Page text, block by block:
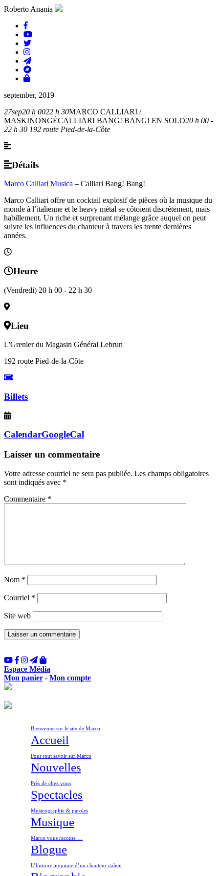
Roberto Anania
september, 2019
27sep20 h 0022 h 30MARCO CALLIARI /
MASKINONGÉCALLIARI BANG! BANG! EN SOLO20 h 00 -
22 h 30 192 route Pied-de-la-Côte
Détails
Marco Calliari Musica – Calliari Bang! Bang!
Marco Calliari offre un cocktail explosif de pièces où la musique du
monde à l’italienne et le heavy métal se côtoient discrètement, mais
habillement. Un riche et surprenant mélange grâce auquel on peut
suivre les influences du chanteur à travers les trente dernières
années.
Heure
(Vendredi) 20 h 00 - 22 h 30
Lieu
L'Grenier du Magasin Général Lebrun
192 route Pied-de-la-Côte
Billets
CalendarGoogleCal
Laisser un commentaire
Votre adresse courriel ne sera pas publiée. Les champs obligatoires
sont indiqués avec *
Commentaire *
Nom *
Courriel *
Site web
Espace Média
Mon panier - Mon compte
Bienvenue sur le site de Marco
Accueil
Pour tout savoir sur Marco
Nouvelles
Près de chez vous
Spectacles
Musicographie & paroles
Musique
Marco vous raconte …
Blogue
L’histoire atypique d’un chanteur italien